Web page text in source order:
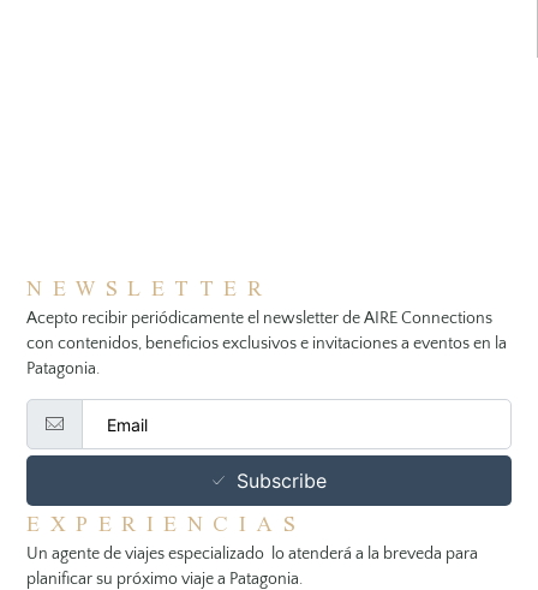
NEWSLETTER
Acepto recibir periódicamente el newsletter de AIRE Connections
con contenidos, beneficios exclusivos e invitaciones a eventos en la
Patagonia.
Subscribe
EXPERIENCIAS
Un agente de viajes especializado lo atenderá a la breveda para
planificar su próximo viaje a Patagonia.